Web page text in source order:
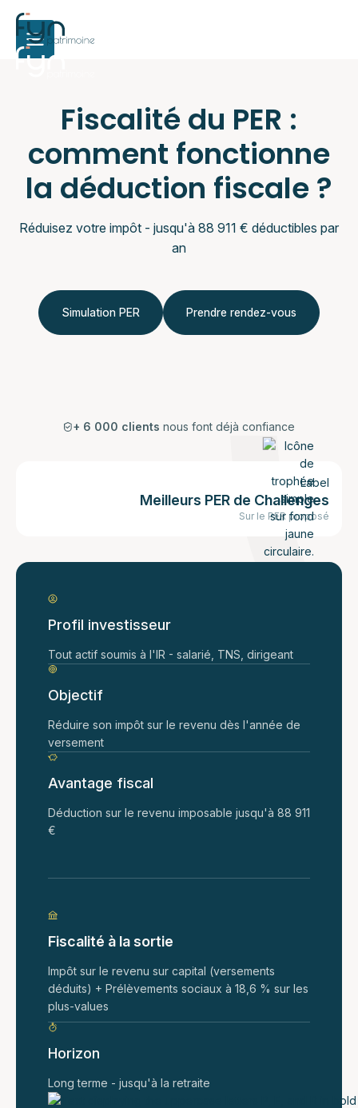
Fiscalité du PER :
comment fonctionne
la déduction fiscale ?
Réduisez votre impôt - jusqu'à 88 911 € déductibles par
an
Simulation PER Prendre rendez-vous
+ 6 000 clients nous font déjà confiance
Label
Meilleurs PER de Challenges
Sur le PER proposé
Profil investisseur
Tout actif soumis à l'IR - salarié, TNS, dirigeant
Objectif
Réduire son impôt sur le revenu dès l'année de
versement
Avantage fiscal
Déduction sur le revenu imposable jusqu'à 88 911
€
Fiscalité à la sortie
Impôt sur le revenu sur capital (versements
déduits) + Prélèvements sociaux à 18,6 % sur les
plus-values
Horizon
Long terme - jusqu'à la retraite